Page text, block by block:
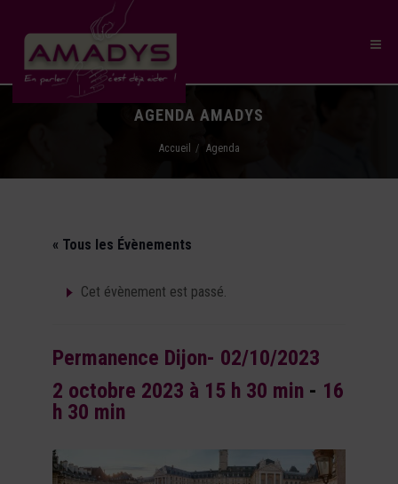
AGENDA AMADYS
Accueil Agenda
« Tous les Évènements
Cet évènement est passé.
Permanence Dijon- 02/10/2023
2 octobre 2023 à 15 h 30 min - 16
h 30 min